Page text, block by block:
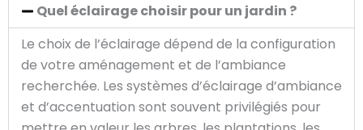
Quel éclairage choisir pour un jardin ?
Le choix de l’éclairage dépend de la configuration
de votre aménagement et de l’ambiance
recherchée. Les systèmes d’éclairage d’ambiance
et d’accentuation sont souvent privilégiés pour